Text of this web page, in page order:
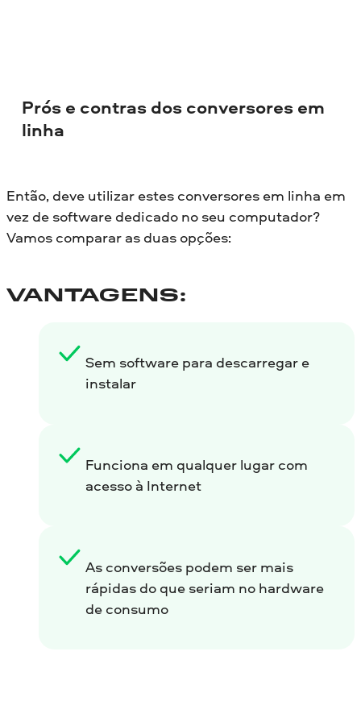
Prós e contras dos conversores em
linha
Então, deve utilizar estes conversores em linha em
vez de software dedicado no seu computador?
Vamos comparar as duas opções:
VANTAGENS:
Sem software para descarregar e
instalar
Funciona em qualquer lugar com
acesso à Internet
As conversões podem ser mais
rápidas do que seriam no hardware
de consumo